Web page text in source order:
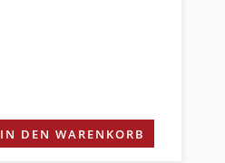
IN DEN WARENKORB